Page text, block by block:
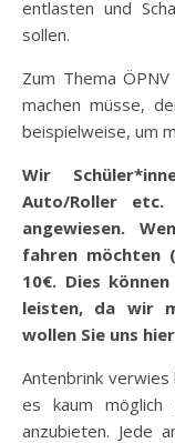
entlasten und
sollen.
Zum Thema
machen müsse,
beispielweise, um
Wir
Auto/Roller
angewiesen.
fahren möchten
10€. Dies
leisten, da wir
wollen Sie uns
Antenbrink
es kaum möglich
anzubieten. Jede